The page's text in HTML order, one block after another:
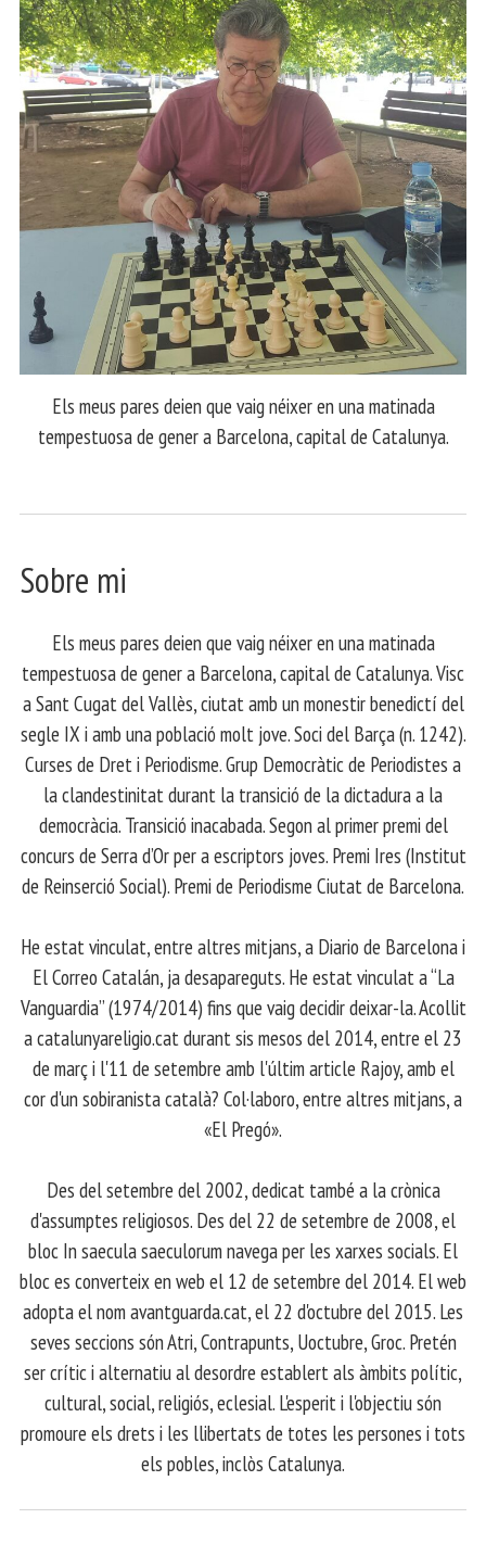
Els meus pares deien que vaig néixer en una matinada
tempestuosa de gener a Barcelona, capital de Catalunya.
Sobre mi
Els meus pares deien que vaig néixer en una matinada
tempestuosa de gener a Barcelona, capital de Catalunya. Visc
a Sant Cugat del Vallès, ciutat amb un monestir benedictí del
segle IX i amb una població molt jove. Soci del Barça (n. 1242).
Curses de Dret i Periodisme. Grup Democràtic de Periodistes a
la clandestinitat durant la transició de la dictadura a la
democràcia. Transició inacabada. Segon al primer premi del
concurs de Serra d’Or per a escriptors joves. Premi Ires (Institut
de Reinserció Social). Premi de Periodisme Ciutat de Barcelona.
​ He estat vinculat, entre altres mitjans, a Diario de Barcelona i
El Correo Catalán, ja desapareguts. He estat vinculat a “La
Vanguardia” (1974/2014) fins que vaig decidir deixar-la. Acollit
a catalunyareligio.cat durant sis mesos del 2014, entre el 23
de març i l'11 de setembre amb l'últim article Rajoy, amb el
cor d'un sobiranista català? Col·laboro, entre altres mitjans, a
«El Pregó».
​ Des del setembre del 2002, dedicat també a la crònica
d'assumptes religiosos. Des del 22 de setembre de 2008, el
bloc In saecula saeculorum navega per les xarxes socials. El
bloc es converteix en web el 12 de setembre del 2014. El web
adopta el nom avantguarda.cat, el 22 d'octubre del 2015. Les
seves seccions són Atri, Contrapunts, Uoctubre, Groc. Pretén
ser crític i alternatiu al desordre establert als àmbits polític,
cultural, social, religiós, eclesial. L'esperit i l'objectiu són
promoure els drets i les llibertats de totes les persones i tots
els pobles, inclòs Catalunya.